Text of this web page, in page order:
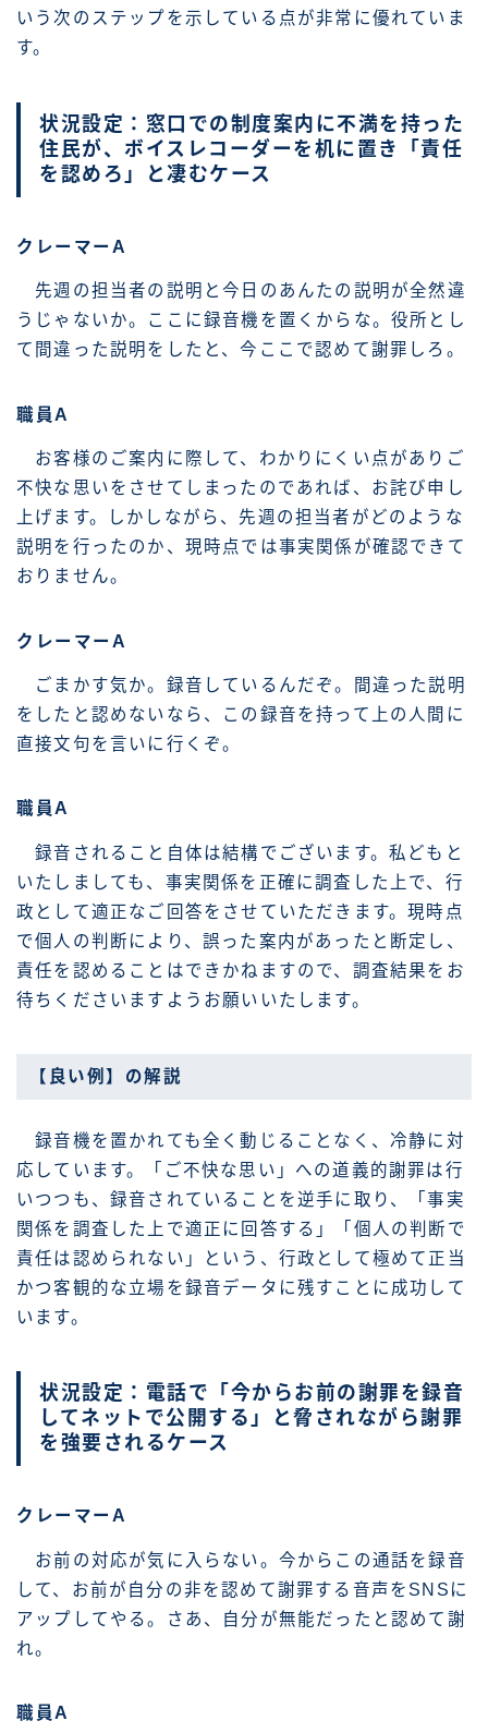
いう次のステップを示している点が非常に優れていま
す。
状況設定：窓口での制度案内に不満を持った
住民が、ボイスレコーダーを机に置き「責任
を認めろ」と凄むケース
クレーマーA
先週の担当者の説明と今日のあんたの説明が全然違
うじゃないか。ここに録音機を置くからな。役所とし
て間違った説明をしたと、今ここで認めて謝罪しろ。
職員A
お客様のご案内に際して、わかりにくい点がありご
不快な思いをさせてしまったのであれば、お詫び申し
上げます。しかしながら、先週の担当者がどのような
説明を行ったのか、現時点では事実関係が確認できて
おりません。
クレーマーA
ごまかす気か。録音しているんだぞ。間違った説明
をしたと認めないなら、この録音を持って上の人間に
直接文句を言いに行くぞ。
職員A
録音されること自体は結構でございます。私どもと
いたしましても、事実関係を正確に調査した上で、行
政として適正なご回答をさせていただきます。現時点
で個人の判断により、誤った案内があったと断定し、
責任を認めることはできかねますので、調査結果をお
待ちくださいますようお願いいたします。
【良い例】の解説
録音機を置かれても全く動じることなく、冷静に対
応しています。「ご不快な思い」への道義的謝罪は行
いつつも、録音されていることを逆手に取り、「事実
関係を調査した上で適正に回答する」「個人の判断で
責任は認められない」という、行政として極めて正当
かつ客観的な立場を録音データに残すことに成功して
います。
状況設定：電話で「今からお前の謝罪を録音
してネットで公開する」と脅されながら謝罪
を強要されるケース
クレーマーA
お前の対応が気に入らない。今からこの通話を録音
して、お前が自分の非を認めて謝罪する音声をSNSに
アップしてやる。さあ、自分が無能だったと認めて謝
れ。
職員A